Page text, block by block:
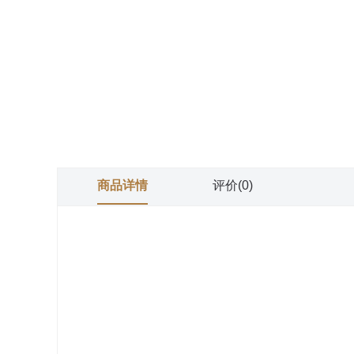
商品详情 评价(0)